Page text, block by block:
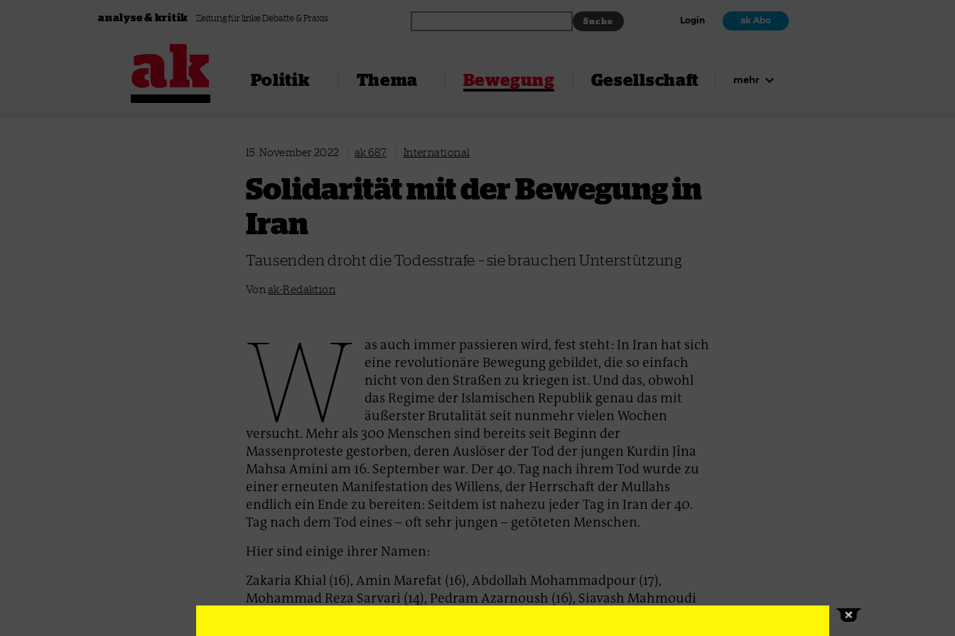
Zum Inhalt springen
analyse & kritik Zeitung für linke Debatte & Praxis Login ak Abo
Politik Thema Bewegung Gesellschaft mehr
15. November 2022 ak 687 International
Solidarität mit der Bewegung in
Iran
Tausenden droht die Todesstrafe – sie brauchen Unterstützung
Vonak-Redaktion
W
as auch immer passieren wird, fest steht: In Iran hat sich
eine revolutionäre Bewegung gebildet, die so einfach
nicht von den Straßen zu kriegen ist. Und das, obwohl
das Regime der Islamischen Republik genau das mit
äußerster Brutalität seit nunmehr vielen Wochen
versucht. Mehr als 300 Menschen sind bereits seit Beginn der
Massenproteste gestorben, deren Auslöser der Tod der jungen Kurdin Jîna
Mahsa Amini am 16. September war. Der 40. Tag nach ihrem Tod wurde zu
einer erneuten Manifestation des Willens, der Herrschaft der Mullahs
endlich ein Ende zu bereiten: Seitdem ist nahezu jeder Tag in Iran der 40.
Tag nach dem Tod eines – oft sehr jungen – getöteten Menschen.
Hier sind einige ihrer Namen:
Zakaria Khial (16), Amin Marefat (16), Abdollah Mohammadpour (17),
Mohammad Reza Sarvari (14), Pedram Azarnoush (16), Siavash Mahmoudi